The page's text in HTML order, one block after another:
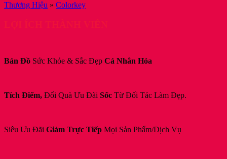
Thương Hiệu » Colorkey
Bản Đồ Sức Khỏe & Sắc Đẹp Cá Nhân Hóa
Tích Điểm, Đổi Quà Ưu Đãi Sốc Từ Đối Tác Làm Đẹp.
Siêu Ưu Đãi Giảm Trực Tiếp Mọi Sản Phẩm/Dịch Vụ